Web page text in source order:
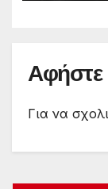
Αφήστε
Για να